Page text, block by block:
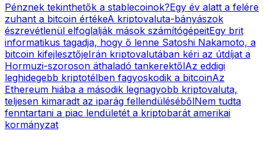
Pénznek tekinthetők a stablecoinok?Egy év alatt a felére
zuhant a bitcoin értékeA kriptovaluta-bányászok
észrevétlenül elfoglalják mások számítógépeitEgy brit
informatikus tagadja, hogy ő lenne Satoshi Nakamoto, a
bitcoin kifejlesztőjeIrán kriptovalutában kéri az útdíjat a
Hormuzi-szoroson áthaladó tankerektőlAz eddigi
leghidegebb kriptotélben fagyoskodik a bitcoinAz
Ethereum hiába a második legnagyobb kriptovaluta,
teljesen kimaradt az iparág fellendülésébőlNem tudta
fenntartani a piac lendületét a kriptobarát amerikai
kormányzat